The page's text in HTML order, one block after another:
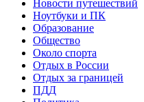
Новости путешествий
Ноутбуки и ПК
Образование
Общество
Около спорта
Отдых в России
Отдых за границей
ПДД